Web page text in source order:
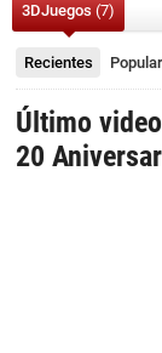
3DJuegos (7)
Recientes
Último
20